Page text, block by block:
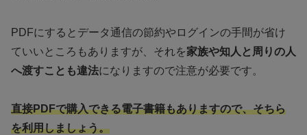
PDFにするとデータ通信の節約やログインの手間が省け
ていいところもありますが、それを家族や知人と周りの人
へ渡すことも違法になりますので注意が必要です。
直接PDFで購入できる電子書籍もありますので、そちら
を利用しましょう。